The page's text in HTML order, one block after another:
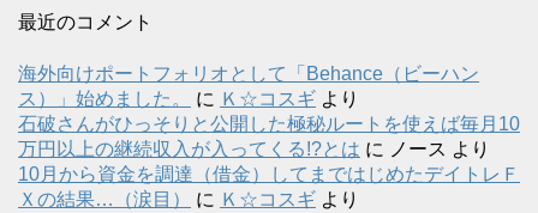
最近のコメント
海外向けポートフォリオとして「Behance（ビーハン
ス）」始めました。
に Ｋ☆コスギ より
石破さんがひっそりと公開した極秘ルートを使えば毎月10
万円以上の継続収入が入ってくる!?とは に ノース より
10月から資金を調達（借金）してまではじめたデイトレＦ
Ｘの結果…（涙目）
に Ｋ☆コスギ より